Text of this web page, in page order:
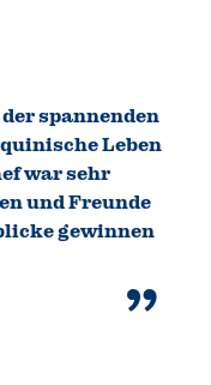
spannenden
Leben
war sehr
und Freunde
gewinnen